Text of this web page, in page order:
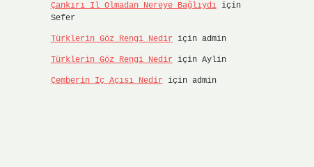
Çankırı Il Olmadan Nereye Bağlıydıiçin
Sefer
Türklerin Göz Rengi Nedir için admin
Türklerin Göz Rengi Nedir için Aylin
Çemberin Iç Açısı Nedir için admin